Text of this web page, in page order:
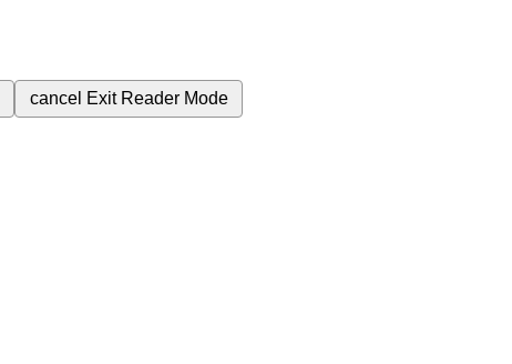
cancel Exit Reader Mode